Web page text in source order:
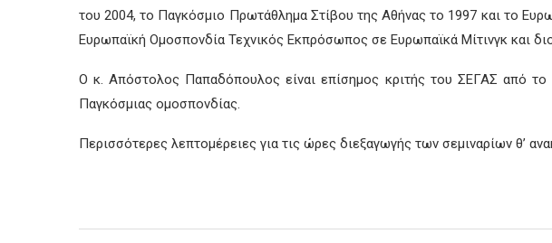
του 2004, το Παγκόσμιο Πρωτάθλημα Στίβου της Αθήνας το 1997 και το
Ευρωπαϊκή Ομοσπονδία Τεχνικός Εκπρόσωπος σε Ευρωπαϊκά Μίτινγκ και
Ο κ. Απόστολος Παπαδόπουλος είναι επίσημος κριτής του ΣΕΓΑΣ από
Παγκόσμιας ομοσπονδίας.
Περισσότερες λεπτομέρειες για τις ώρες διεξαγωγής των σεμιναρίων θ’